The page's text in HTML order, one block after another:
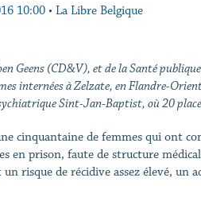
10:00 • La Libre Belgique
Geens (CD&V), et de la Santé
internées à Zelzate, en Flandre-
Sint-Jan-Baptist, où 20
cinquantaine de femmes qui ont
en prison, faute de structure
risque de récidive assez élevé, un